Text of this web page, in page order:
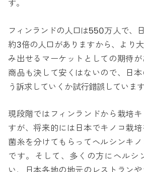
す。
フィンランドの人口は550万人で、
約3倍の人口がありますから、より
み出せるマーケットとしての期待
商品も決して安くはないので、日
う訴求していくか試行錯誤しています
現段階ではフィンランドから栽培
すが、将来的には日本でキノコ栽
菌糸を分けてもらってヘルシンキ
です。そして、多くの方にヘルシ